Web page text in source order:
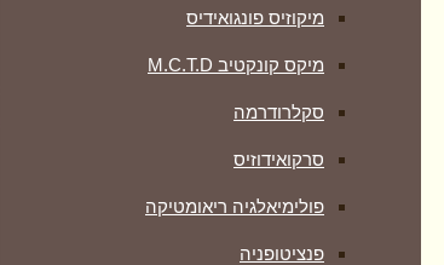
מיקוזיס פונגואידיס
מיקס קונקטיב M.C.T.D
סקלרודרמה
סרקואידוזיס
פולימיאלגיה ריאומטיקה
‏פנציטופניה